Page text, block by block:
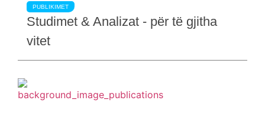
PUBLIKIMET
Studimet & Analizat - për të gjitha
vitet